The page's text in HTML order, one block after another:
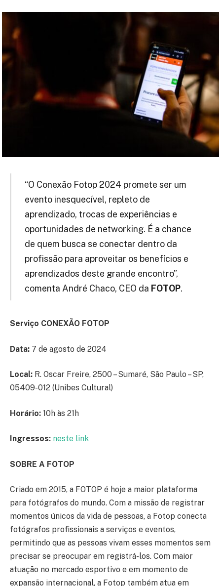
“O Conexão Fotop 2024 promete ser um
evento inesquecível, repleto de
aprendizado, trocas de experiências e
oportunidades de networking. É a chance
de quem busca se conectar dentro da
profissão para aproveitar os benefícios e
aprendizados deste grande encontro”,
comenta André Chaco, CEO da FOTOP.
Serviço CONEXÃO FOTOP
Data: 7 de agosto de 2024
Local: R. Oscar Freire, 2500 – Sumaré, São Paulo – SP,
05409-012 (Unibes Cultural)
Horário: 10h às 21h
Ingressos: neste link
SOBRE A FOTOP
Criado em 2015, a FOTOP é hoje a maior plataforma
para fotógrafos do mundo. Com a missão de registrar
momentos únicos da vida de pessoas, a Fotop conecta
fotógrafos profissionais a serviços e eventos,
permitindo que as pessoas vivam esses momentos sem
precisar se preocupar em registrá-los. Com maior
atuação no mercado esportivo e em momento de
expansão internacional, a Fotop também atua em